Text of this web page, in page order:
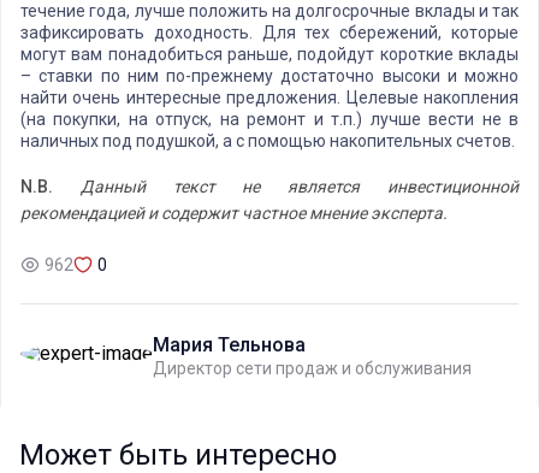
течение года, лучше положить на долгосрочные вклады и так
зафиксировать доходность. Для тех сбережений, которые
могут вам понадобиться раньше, подойдут короткие вклады
– ставки по ним по-прежнему достаточно высоки и можно
найти очень интересные предложения. Целевые накопления
(на покупки, на отпуск, на ремонт и т.п.) лучше вести не в
наличных под подушкой, а с помощью накопительных счетов.
N.B.
Данный текст не является инвестиционной
рекомендацией и содержит частное мнение эксперта.
962 0
Мария Тельнова
Директор сети продаж и обслуживания
Может быть интересно